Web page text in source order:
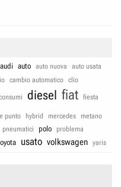
audi auto auto nuova
auto usata
cambio automatico clio
diesel fiat fiesta
punto hybrid mercedes
metano
pneumatici polo
problema
usato volkswagen yaris